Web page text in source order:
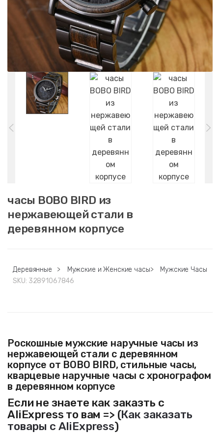
часы BOBO BIRD из
нержавеющей стали в
деревянном корпусе
Деревянные > Мужские и Женские часы>
Мужские Часы
SKU: 32891067846
Роскошные мужские наручные часы из
нержавеющей стали с деревянном
корпусе от BOBO BIRD, стильные часы,
кварцевые наручные часы с хронографом
в деревянном корпусе
Если не знаете как заказть с
AliExpress то вам => (Как заказать
товары с AliExpress)